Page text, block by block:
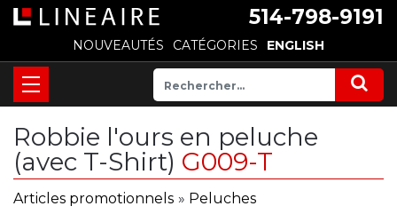
514-798-9191
NOUVEAUTÉS CATÉGORIES ENGLISH
Robbie l'ours en peluche
(avec T-Shirt) G009-T
Articles promotionnels » Peluches